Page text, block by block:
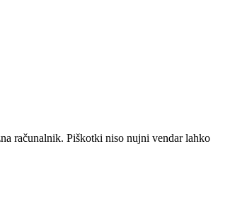
računalnik. Piškotki niso nujni vendar lahko